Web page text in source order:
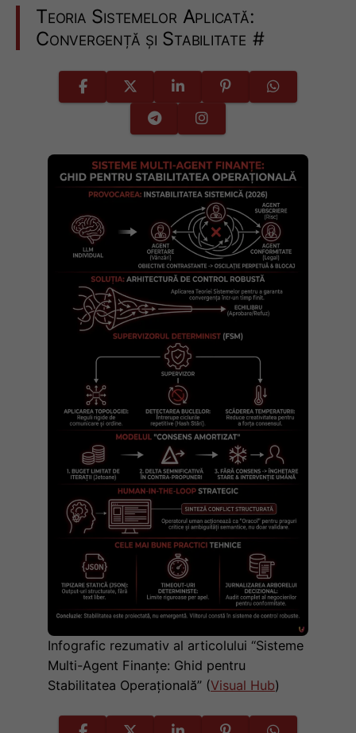
Teoria Sistemelor Aplicată:
Convergență și Stabilitate #
Infografic rezumativ al articolului “Sisteme
Multi-Agent Finanțe: Ghid pentru
Stabilitatea Operațională” (Visual Hub)